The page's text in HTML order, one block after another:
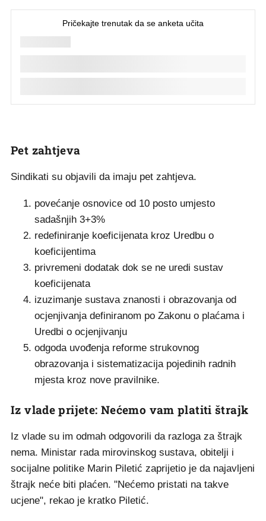
Pet zahtjeva
Sindikati su objavili da imaju pet zahtjeva.
povećanje osnovice od 10 posto umjesto
sadašnjih 3+3%
redefiniranje koeficijenata kroz Uredbu o
koeficijentima
privremeni dodatak dok se ne uredi sustav
koeficijenata
izuzimanje sustava znanosti i obrazovanja od
ocjenjivanja definiranom po Zakonu o plaćama i
Uredbi o ocjenjivanju
odgoda uvođenja reforme strukovnog
obrazovanja i sistematizacija pojedinih radnih
mjesta kroz nove pravilnike.
Iz vlade prijete: Nećemo vam platiti štrajk
Iz vlade su im odmah odgovorili da razloga za štrajk
nema. Ministar rada mirovinskog sustava, obitelji i
socijalne politike Marin Piletić zaprijetio je da najavljeni
štrajk neće biti plaćen. "Nećemo pristati na takve
ucjene", rekao je kratko Piletić.